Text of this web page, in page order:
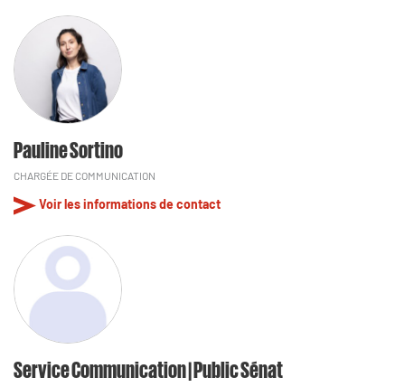
Pauline Sortino
CHARGÉE DE COMMUNICATION
Voir les informations de contact
Service Communication | Public Sénat